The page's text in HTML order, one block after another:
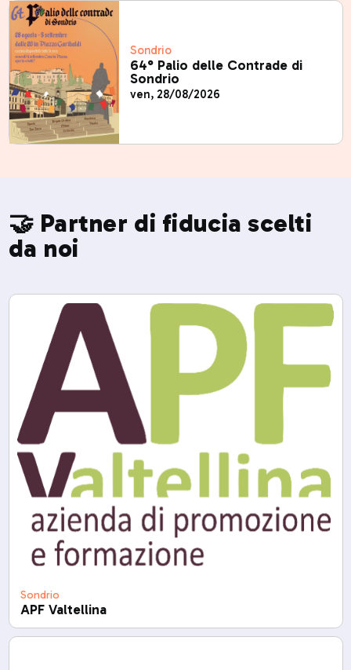
Sondrio
64° Palio delle Contrade di
Sondrio
ven, 28/08/2026
🤝 Partner di fiducia scelti
da noi
Sondrio
APF Valtellina